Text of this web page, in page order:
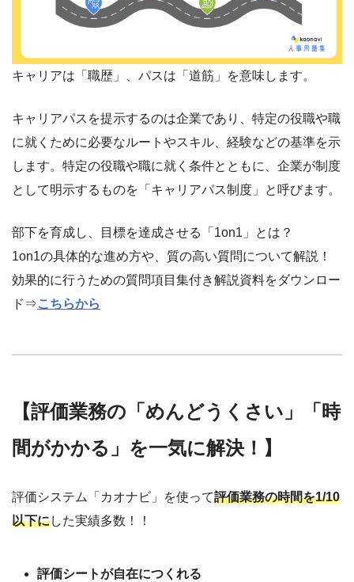
キャリアは「職歴」、パスは「道筋」を意味します。
キャリアパスを提示するのは企業であり、特定の役職や職
に就くために必要なルートやスキル、経験などの基準を示
します。特定の役職や職に就く条件とともに、企業が制度
として明示するものを「キャリアパス制度」と呼びます。
部下を育成し、目標を達成させる「1on1」とは？
1on1の具体的な進め方や、質の高い質問について解説！
効果的に行うための質問項目集付き解説資料をダウンロー
ド⇒こちらから
【評価業務の「めんどうくさい」「時
間がかかる」を一気に解決！】
評価システム「カオナビ」を使って評価業務の時間を1/10
以下にした実績多数！！
評価シートが自在につくれる